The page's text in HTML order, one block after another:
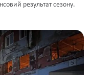
результат сезону.